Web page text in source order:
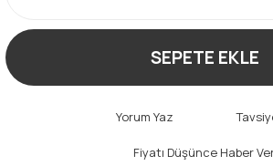
SEPETE EKLE
Yorum Yaz
Fiyatı Düşünce Haber